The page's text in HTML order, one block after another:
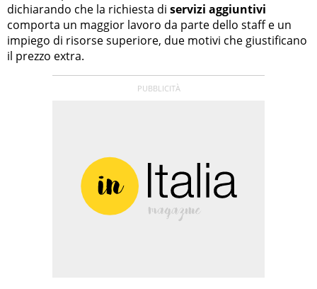
dichiarando che la richiesta di servizi aggiuntivi
comporta un maggior lavoro da parte dello staff e un
impiego di risorse superiore, due motivi che giustificano
il prezzo extra.